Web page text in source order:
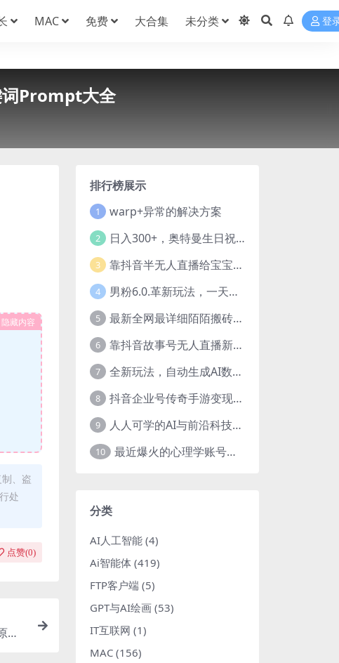
MAC 免费 大合集 未分类 登
Prompt大全
隐藏内容
、盗
处
点赞(0)
排行榜展示
1 warp+异常的解决方案
2 日入300+，奥特曼生日祝福定制视频，小白练手项目-暖阳网
3 靠抖音半无人直播给宝宝起名，公域＋私域双重变现模式
4 男粉6.0.革新玩法，一天收入1500+，用美女引爆得物APP【揭秘】-暖阳网
5 最新全网最详细陌陌搬砖，0成本，日收益300+稳定收入【揭秘】
6 靠抖音故事号无人直播新玩法，日入3000+
7 全新玩法，自动生成AI数字人口播视频，单日最高3000+，能快速上手!-暖阳网
8 抖音企业号传奇手游变现，日入4500+，小白易上手
9 人人可学的AI与前沿科技普及课，零基础，不限背景通俗易懂，深入浅出-暖阳网
10 最近爆火的心理学账号拆解，每天一条视频，半个小时解决，轻松日入三百+-暖阳网
分类
AI人工智能 (4)
Ai智能体 (419)
FTP客户端 (5)
GPT与AI绘画 (53)
IT互联网 (1)
MAC (156)